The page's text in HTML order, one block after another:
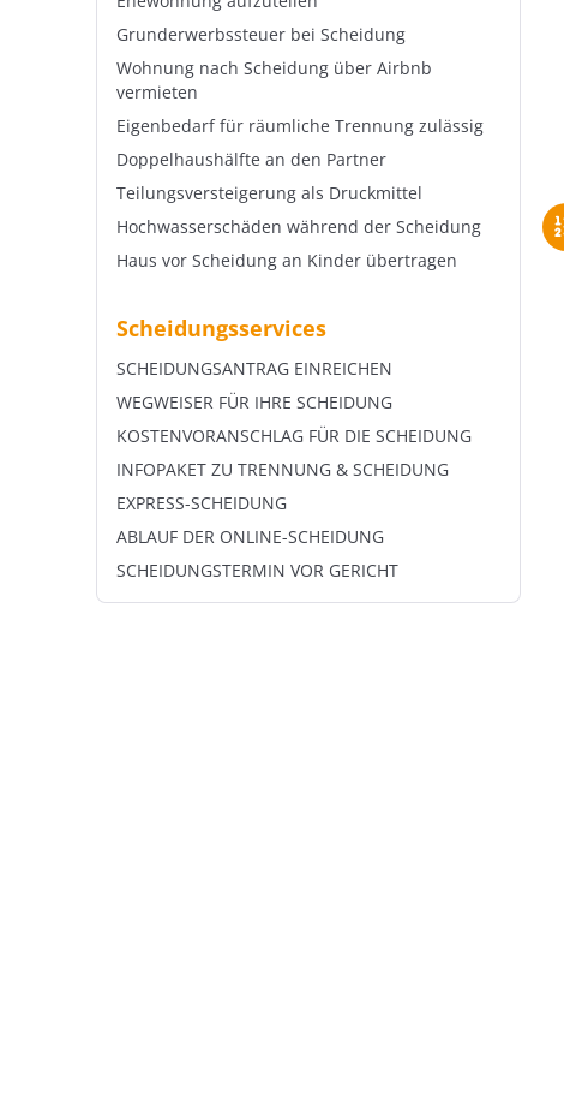
Grunderwerbssteuer bei Scheidung
Wohnung nach Scheidung über Airbnb
vermieten
Eigenbedarf für räumliche Trennung zulässig
Doppelhaushälfte an den Partner
Teilungsversteigerung als Druckmittel
Hochwasserschäden während der Scheidung
Haus vor Scheidung an Kinder übertragen
Scheidungsservices
SCHEIDUNGSANTRAG EINREICHEN
WEGWEISER FÜR IHRE SCHEIDUNG
KOSTENVORANSCHLAG FÜR DIE SCHEIDUNG
INFOPAKET ZU TRENNUNG & SCHEIDUNG
EXPRESS-SCHEIDUNG
ABLAUF DER ONLINE-SCHEIDUNG
SCHEIDUNGSTERMIN VOR GERICHT